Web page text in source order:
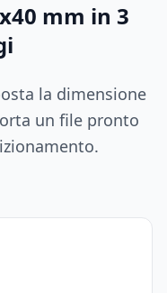
mm in 3
la dimensione
un file pronto